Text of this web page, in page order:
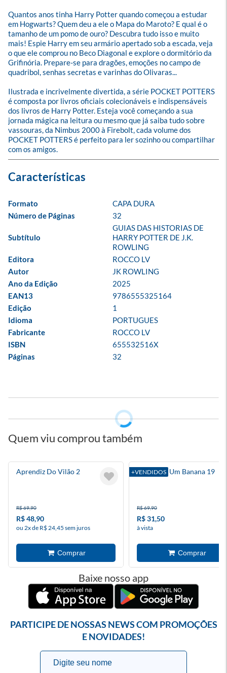
Quantos anos tinha Harry Potter quando começou a estudar
em Hogwarts? Quem deu a ele o Mapa do Maroto? E qual é o
tamanho de um pomo de ouro? Descubra tudo isso e muito
mais! Espie Harry em seu armário apertado sob a escada, veja
o que ele comprou no Beco Diagonal e explore o dormitório da
Grifinória. Prepare-se para dragões, emoções no campo de
quadribol, senhas secretas e varinhas do Olivaras...
Ilustrada e incrivelmente divertida, a série POCKET POTTERS
é composta por livros oficiais colecionáveis e indispensáveis
dos livros de Harry Potter. Esteja você começando a sua
jornada mágica na leitura ou mesmo que já saiba tudo sobre
vassouras, da Nimbus 2000 à Firebolt, cada volume dos
POCKET POTTERS é perfeito para ler sozinho ou compartilhar
com os amigos.
Formato
CAPA DURA
Número de Páginas
32
Subtítulo
GUIAS DAS HISTORIAS DE
HARRY POTTER DE J.K.
ROWLING
Editora
ROCCO LV
Autor
JK ROWLING
Ano da Edição
2025
EAN13
9786555325164
Edição
1
Idioma
PORTUGUES
Fabricante
ROCCO LV
ISBN
655532516X
Páginas
32
Quem viu comprou também
Aprendiz Do Vilão 2
R$ 69,90
R$ 48,90
ou 2x de R$ 24,45 sem juros
+VENDIDOS
Diário De Um Banana 19
R$ 69,90
R$ 31,50
à vista
Baixe nosso app
PARTICIPE DE NOSSAS NEWS COM PROMOÇÕES
E NOVIDADES!